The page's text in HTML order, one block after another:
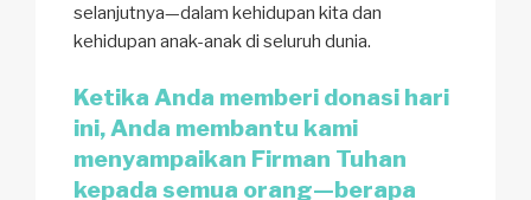
selanjutnya—dalam kehidupan kita dan
kehidupan anak-anak di seluruh dunia.
Ketika Anda memberi donasi hari
ini, Anda membantu kami
menyampaikan Firman Tuhan
kepada semua orang—berapa